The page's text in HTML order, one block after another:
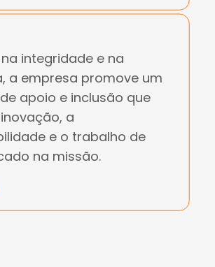
integridade e na
a empresa promove um
apoio e inclusão que
a
e o trabalho de
na missão.